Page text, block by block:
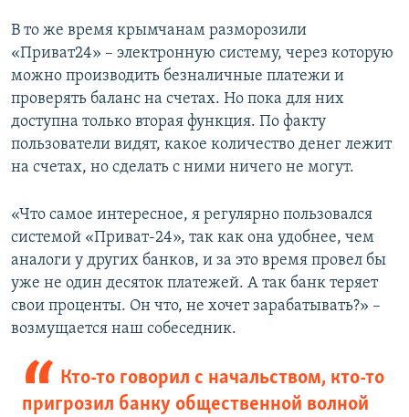
В то же время крымчанам разморозили
«Приват24» – электронную систему, через которую
можно производить безналичные платежи и
проверять баланс на счетах. Но пока для них
доступна только вторая функция. По факту
пользователи видят, какое количество денег лежит
на счетах, но сделать с ними ничего не могут.
«Что самое интересное, я регулярно пользовался
системой «Приват-24», так как она удобнее, чем
аналоги у других банков, и за это время провел бы
уже не один десяток платежей. А так банк теряет
свои проценты. Он что, не хочет зарабатывать?» –
возмущается наш собеседник.
Кто-то говорил с начальством, кто-то
пригрозил банку общественной волной